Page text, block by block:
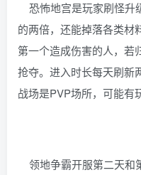
恐怖地宫是玩家刷怪升
的两倍，还能掉落各类材
第一个造成伤害的人，若
抢夺。进入时长每天刷新
战场是PVP场所，可能有
领地争霸开服第二天和